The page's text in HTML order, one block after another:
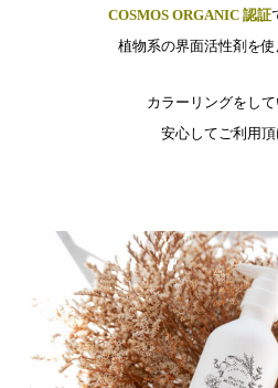
COSMOS ORGANIC 認証
植物系の界面活性剤を使
カラーリングをし
安心してご利用頂